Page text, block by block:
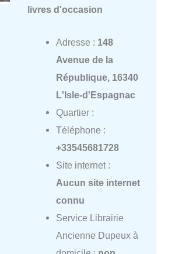
livres d'occasion
Adresse : 148
Avenue de la
République, 16340
L'Isle-d'Espagnac
Quartier :
Téléphone :
+33545681728
Site internet :
Aucun site internet
connu
Service Librairie
Ancienne Dupeux à